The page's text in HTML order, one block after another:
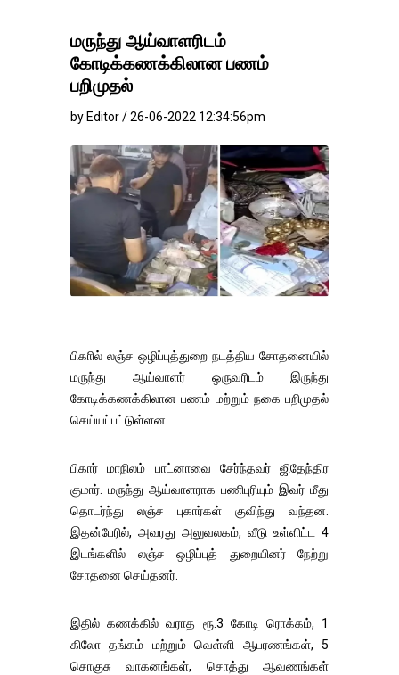
மருந்து ஆய்வாளரிடம்
கோடிக்கணக்கிலான பணம்
பறிமுதல்
by Editor / 26-06-2022 12:34:56pm
பிகாில் லஞ்ச ஒழிப்புத்துறை நடத்திய சோதனையில்
மருந்து ஆய்வாளர் ஒருவரிடம் இருந்து
கோடிக்கணக்கிலான பணம் மற்றும் நகை பறிமுதல்
செய்யப்பட்டுள்ளன.
பிகார் மாநிலம் பாட்னாவை சேர்ந்தவர் ஜிதேந்திர
குமார். மருந்து ஆய்வாளராக பணிபுரியும் இவர் மீது
தொடர்ந்து லஞ்ச புகார்கள் குவிந்து வந்தன.
இதன்பேரில், அவரது அலுவலகம், வீடு உள்ளிட்ட 4
இடங்களில் லஞ்ச ஒழிப்புத் துறையினர் நேற்று
சோதனை செய்தனர்.
இதில் கணக்கில் வராத ரூ.3 கோடி ரொக்கம், 1
கிலோ தங்கம் மற்றும் வெள்ளி ஆபரணங்கள், 5
சொகுசு வாகனங்கள், சொத்து ஆவணங்கள்